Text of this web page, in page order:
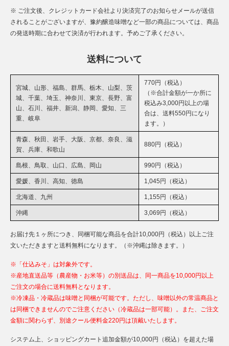
※ ご注文後、クレジットカード会社より決済完了のお知らせメールが送信
されることがございますが、豫約醸造味噌など一部の商品については、商品
の発送時期に合わせて決済が行われます。予めご了承ください。
送料について
宮城、山形、福島、群馬、栃木、山梨、茨
城、千葉、埼玉、神奈川、東京、長野、富
山、石川、福井、新潟、静岡、愛知、三
重、岐阜
770円（税込）
（※合計金額が一か所に
税込み3,000円以上の場
合は、送料550円になり
ます。）
青森、秋田、岩手、大阪、京都、奈良、滋
賀、兵庫、和歌山
880円（税込）
島根、鳥取、山口、広島、岡山 990円（税込）
愛媛、香川、高知、徳島 1,045円（税込）
北海道、九州 1,155円（税込）
沖縄 3,069円（税込）
お届け先１ヶ所につき、同梱可能な商品を合計10,000円（税込）以上ご注
文いただきますと送料無料になります。（※沖縄は除きます。）
※「仕込みそ」は対象外です。
※産地直送品等（農産物・お米等）の別送品は、同一商品を10,000円以上
ご注文の場合に送料無料となります。
※冷凍品・冷蔵品は味噌と同梱が可能です。ただし、味噌以外の常温商品と
は同梱できませんのでご注意ください（冷蔵品は一部可能）。また、ご注文
金額に関わらず、別途クール便料金220円は頂戴いたします。
システム上、ショッピングカート追加金額が10,000円（税込）を超えた場